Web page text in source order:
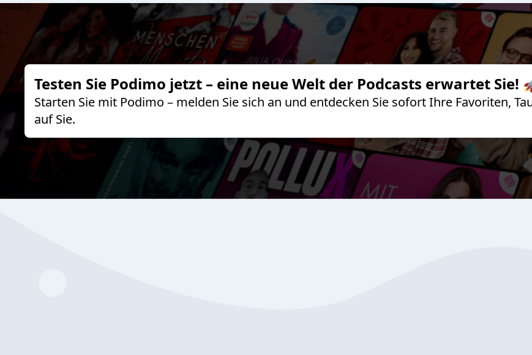
Testen Sie Podimo jetzt – eine neue Welt der Podcasts erwartet Sie!
Starten Sie mit Podimo – melden Sie sich an und entdecken Sie sofort Ihre Favoriten,
auf Sie.